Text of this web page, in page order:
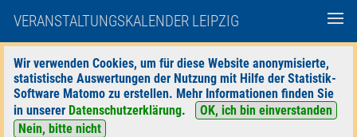
VERANSTALTUNGSKALENDER LEIPZIG
Wir verwenden Cookies, um für diese Website anonymisierte,
statistische Auswertungen der Nutzung mit Hilfe der Statistik-
Software Matomo zu erstellen. Mehr Informationen finden Sie
in unserer Datenschutzerklärung.
OK, ich bin einverstanden
Nein, bitte nicht